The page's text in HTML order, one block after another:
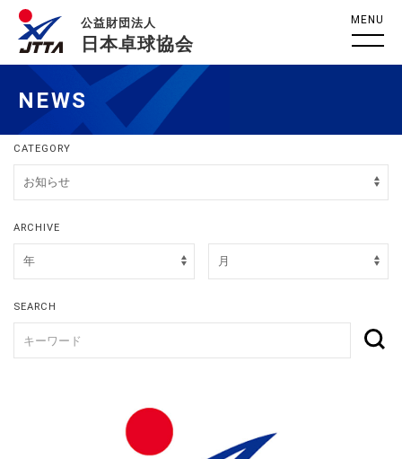
公益財団法人
日本卓球協会
MENU
NEWS
CATEGORY
ARCHIVE
SEARCH